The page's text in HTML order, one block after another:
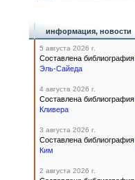
информация, новости
5 августа 2026 г.
Составлена библиография
Эль-Сайеда
4 августа 2026 г.
Составлена библиография
Кливера
3 августа 2026 г.
Составлена библиография
Ким
2 августа 2026 г.